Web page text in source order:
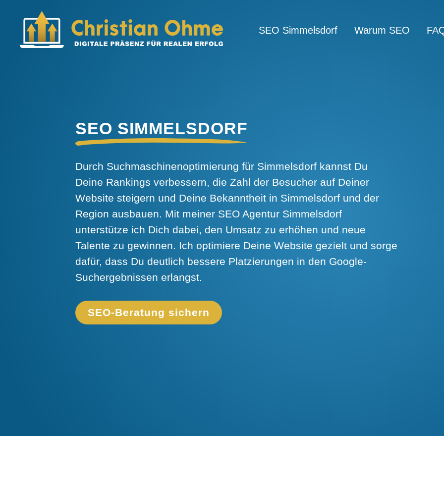
SEO Simmelsdorf Warum SEO
SEO SIMMELSDORF
Durch Suchmaschinenoptimierung für Simmelsdorf kannst Du
Deine Rankings verbessern, die Zahl der Besucher auf Deiner
Website steigern und Deine Bekanntheit in Simmelsdorf und der
Region ausbauen. Mit meiner SEO Agentur Simmelsdorf
unterstütze ich Dich dabei, den Umsatz zu erhöhen und neue
Talente zu gewinnen. Ich optimiere Deine Website gezielt und sorge
dafür, dass Du deutlich bessere Platzierungen in den Google-
Suchergebnissen erlangst.
SEO-Beratung sichern